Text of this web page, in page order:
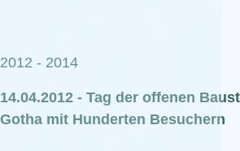
2012 - 2014
14.04.2012 - Tag der offenen
Gotha mit Hunderten Besuchern